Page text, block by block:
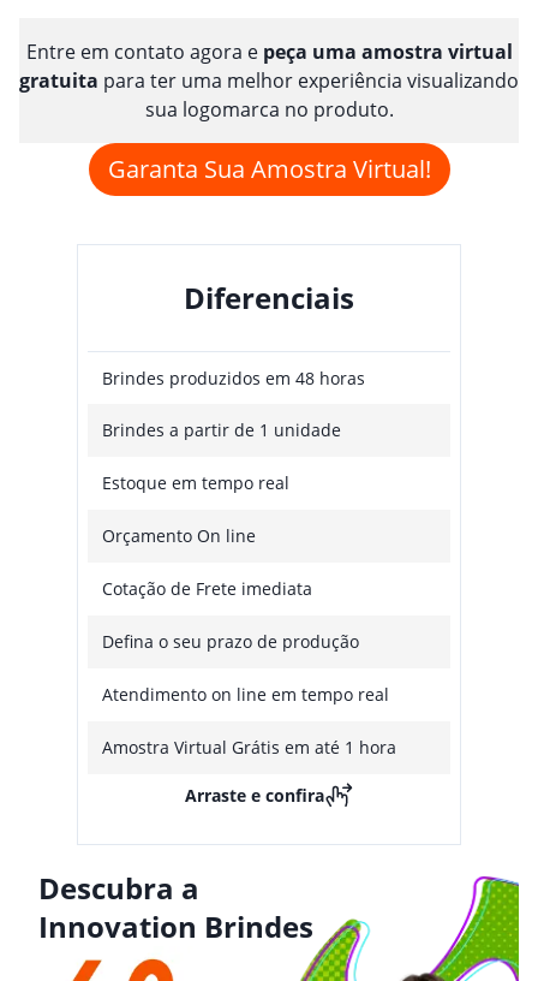
Entre em contato agora e peça uma amostra virtual
gratuita para ter uma melhor experiência visualizando
sua logomarca no produto.
Garanta Sua Amostra Virtual!
Diferenciais
Brindes produzidos em 48 horas
Brindes a partir de 1 unidade
Estoque em tempo real
Orçamento On line
Cotação de Frete imediata
Defina o seu prazo de produção
Atendimento on line em tempo real
Amostra Virtual Grátis em até 1 hora
Arraste e confira
Descubra a
Innovation Brindes